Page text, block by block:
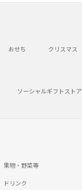
おせち クリスマス
ソーシャルギフトストア
果物・野菜等
ドリンク